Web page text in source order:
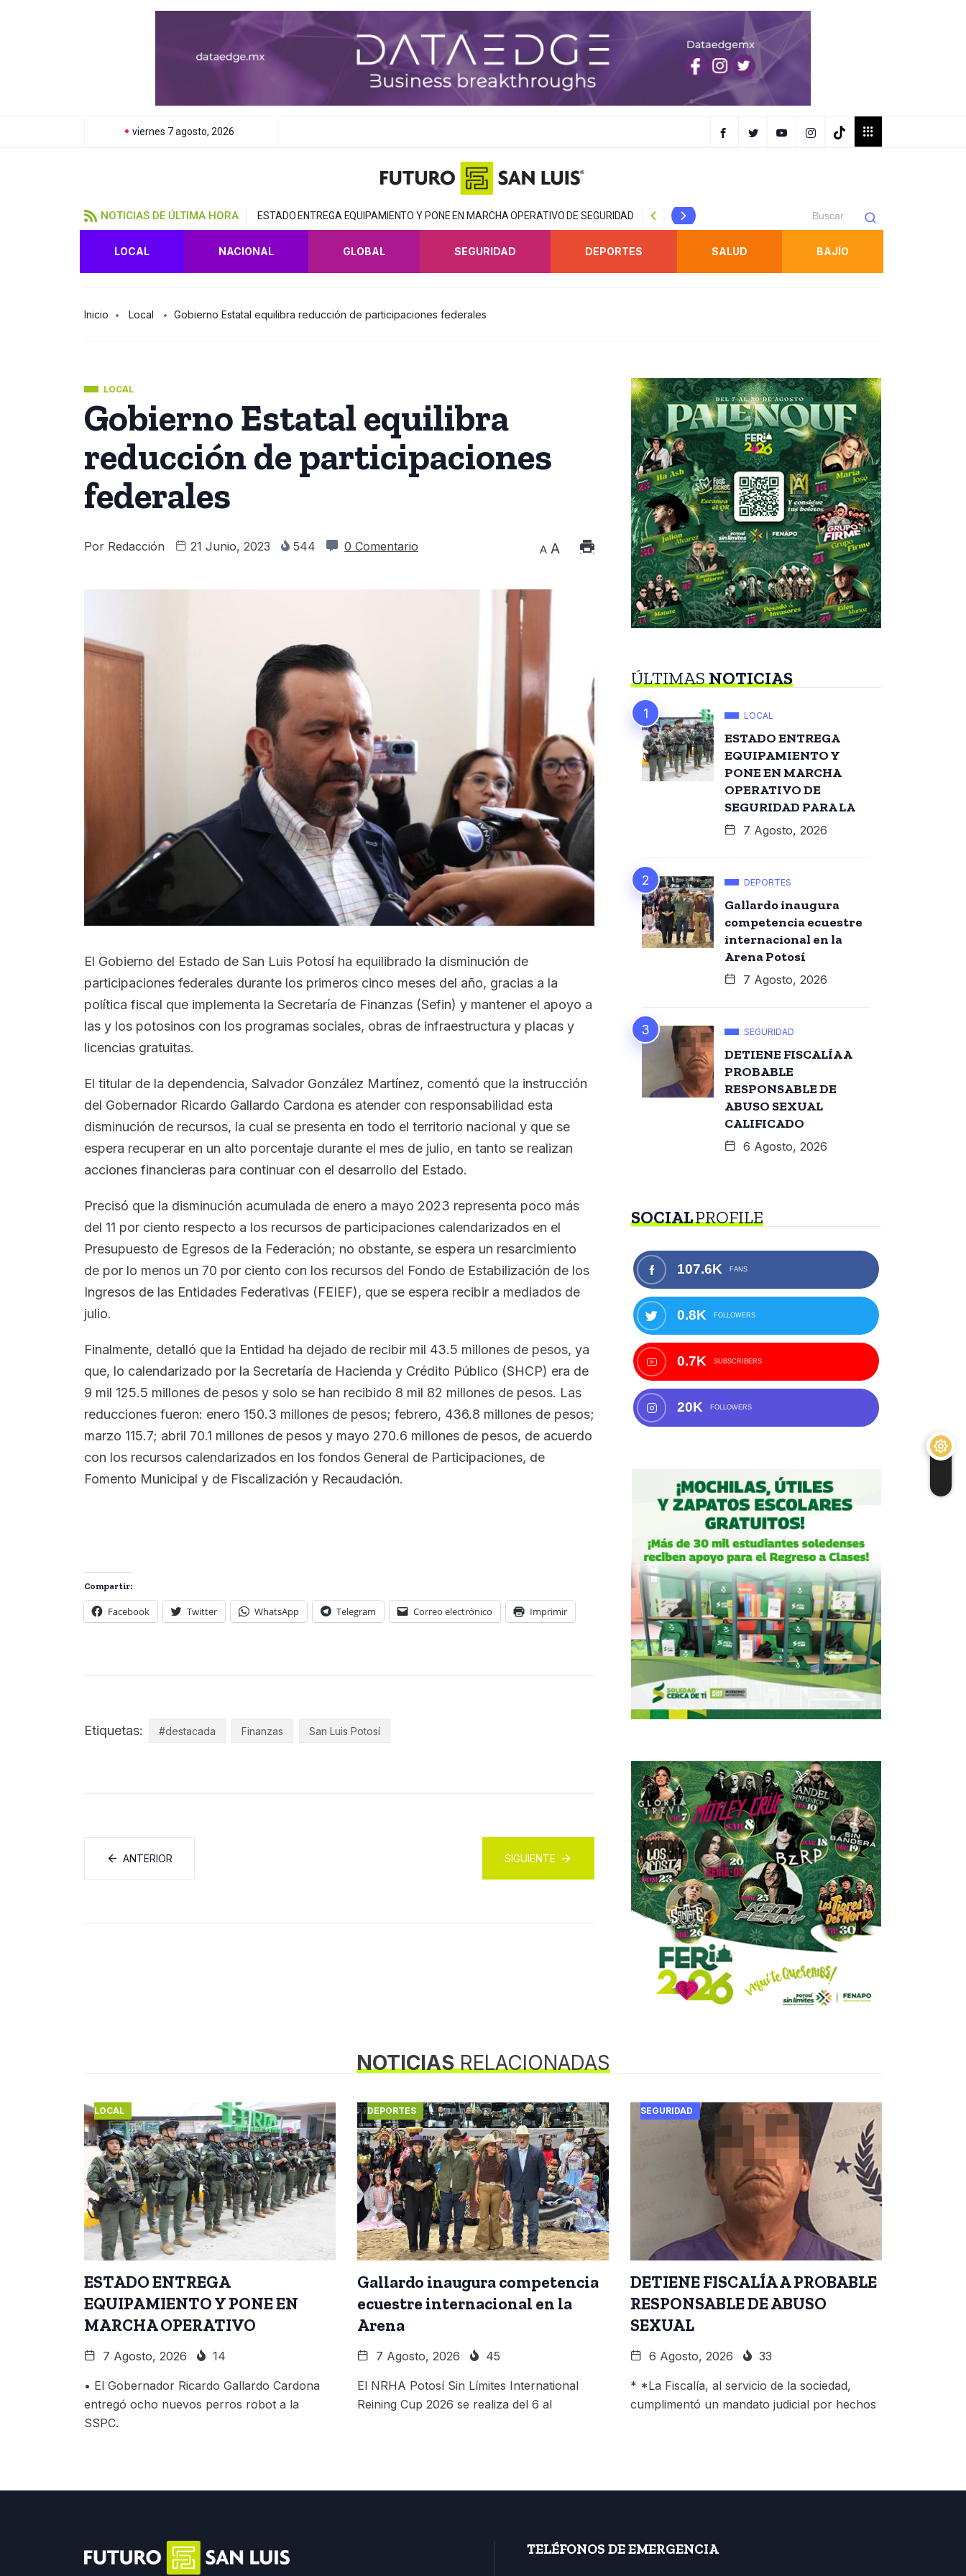
viernes 7 agosto, 2026
NOTICIAS DE ÚLTIMA HORA ESTADO ENTREGA EQUIPAMIENTO Y PONE EN MARCHA OPERATIVO DE SEGURIDAD Gallardo inaugura competencia ecuestre internacional en
LOCAL NACIONAL GLOBAL SEGURIDAD DEPORTES SALUD BAJÍO
Inicio Local Gobierno Estatal equilibra reducción de participaciones federales
LOCAL
Gobierno Estatal equilibra
reducción de participaciones
federales
Por Redacción 21 Junio, 2023 544 0 Comentario A A
El Gobierno del Estado de San Luis Potosí ha equilibrado la disminución de
participaciones federales durante los primeros cinco meses del año, gracias a la
política fiscal que implementa la Secretaría de Finanzas (Sefin) y mantener el apoyo a
las y los potosinos con los programas sociales, obras de infraestructura y placas y
licencias gratuitas.
El titular de la dependencia, Salvador González Martínez, comentó que la instrucción
del Gobernador Ricardo Gallardo Cardona es atender con responsabilidad esta
disminución de recursos, la cual se presenta en todo el territorio nacional y que se
espera recuperar en un alto porcentaje durante el mes de julio, en tanto se realizan
acciones financieras para continuar con el desarrollo del Estado.
Precisó que la disminución acumulada de enero a mayo 2023 representa poco más
del 11 por ciento respecto a los recursos de participaciones calendarizados en el
Presupuesto de Egresos de la Federación; no obstante, se espera un resarcimiento
de por lo menos un 70 por ciento con los recursos del Fondo de Estabilización de los
Ingresos de las Entidades Federativas (FEIEF), que se espera recibir a mediados de
julio.
Finalmente, detalló que la Entidad ha dejado de recibir mil 43.5 millones de pesos, ya
que, lo calendarizado por la Secretaría de Hacienda y Crédito Público (SHCP) era de
9 mil 125.5 millones de pesos y solo se han recibido 8 mil 82 millones de pesos. Las
reducciones fueron: enero 150.3 millones de pesos; febrero, 436.8 millones de pesos;
marzo 115.7; abril 70.1 millones de pesos y mayo 270.6 millones de pesos, de acuerdo
con los recursos calendarizados en los fondos General de Participaciones, de
Fomento Municipal y de Fiscalización y Recaudación.
Compartir:
Facebook Twitter WhatsApp Telegram Correo electrónico Imprimir
Etiquetas: #destacada Finanzas San Luis Potosí
ANTERIOR SIGUIENTE
ÚLTIMASNOTICIAS
LOCAL
ESTADO ENTREGA
EQUIPAMIENTO Y
PONE EN MARCHA
OPERATIVO DE
SEGURIDAD PARA LA
7 Agosto, 2026
DEPORTES
Gallardo inaugura
competencia ecuestre
internacional en la
Arena Potosí
7 Agosto, 2026
SEGURIDAD
DETIENE FISCALÍA A
PROBABLE
RESPONSABLE DE
ABUSO SEXUAL
CALIFICADO
6 Agosto, 2026
SOCIALPROFILE
107.6K FANS
0.8K FOLLOWERS
0.7K SUBSCRIBERS
20K FOLLOWERS
NOTICIASRELACIONADAS
LOCAL
ESTADO ENTREGA
EQUIPAMIENTO Y PONE EN
MARCHA OPERATIVO
7 Agosto, 2026 14
• El Gobernador Ricardo Gallardo Cardona
entregó ocho nuevos perros robot a la
SSPC.
DEPORTES
Gallardo inaugura competencia
ecuestre internacional en la
Arena
7 Agosto, 2026 45
El NRHA Potosí Sin Límites International
Reining Cup 2026 se realiza del 6 al
SEGURIDAD
DETIENE FISCALÍA A PROBABLE
RESPONSABLE DE ABUSO
SEXUAL
6 Agosto, 2026 33
* *La Fiscalía, al servicio de la sociedad,
cumplimentó un mandato judicial por hechos
TELÉFONOS DE EMERGENCIA